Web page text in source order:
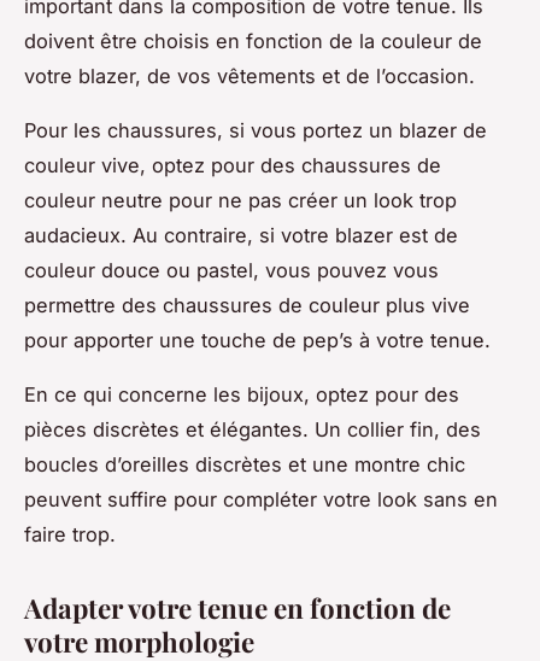
important dans la composition de votre tenue. Ils
doivent être choisis en fonction de la couleur de
votre blazer, de vos vêtements et de l’occasion.
Pour les chaussures, si vous portez un blazer de
couleur vive, optez pour des chaussures de
couleur neutre pour ne pas créer un look trop
audacieux. Au contraire, si votre blazer est de
couleur douce ou pastel, vous pouvez vous
permettre des chaussures de couleur plus vive
pour apporter une touche de pep’s à votre tenue.
En ce qui concerne les bijoux, optez pour des
pièces discrètes et élégantes. Un collier fin, des
boucles d’oreilles discrètes et une montre chic
peuvent suffire pour compléter votre look sans en
faire trop.
Adapter votre tenue en fonction de
votre morphologie